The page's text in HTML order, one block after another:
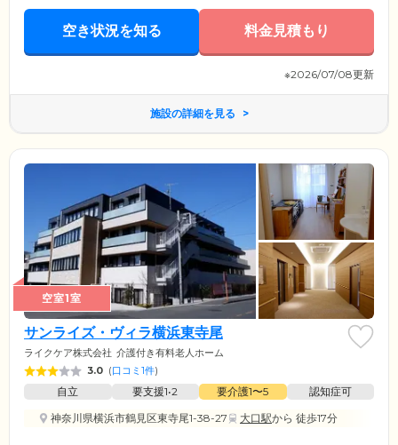
空き状況を知る 料金見積もり
※2026/07/08更新
施設の詳細を見る
空室1室
サンライズ・ヴィラ横浜東寺尾
ライクケア株式会社 介護付き有料老人ホーム
3.0 (口コミ1件)
自立 要支援1•2 要介護1〜5
認知症可
神奈川県横浜市鶴見区東寺尾1-38-27
大口駅から 徒歩17分